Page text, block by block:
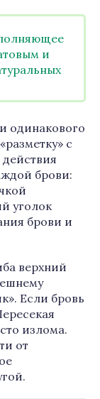
и
одинакового
с
брови:
уголок
брови и
верхний
Если бровь
излома.
от